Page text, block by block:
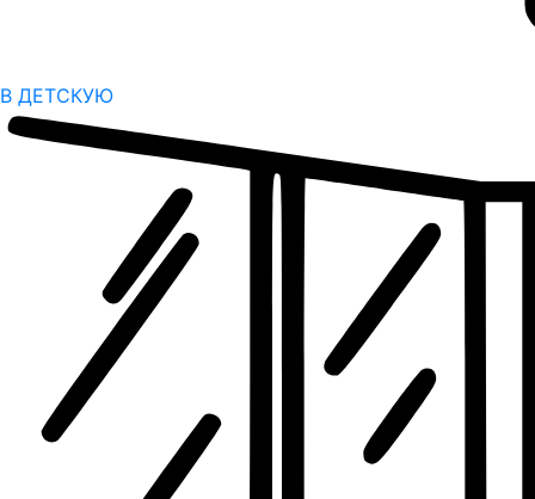
В ДЕТСКУЮ